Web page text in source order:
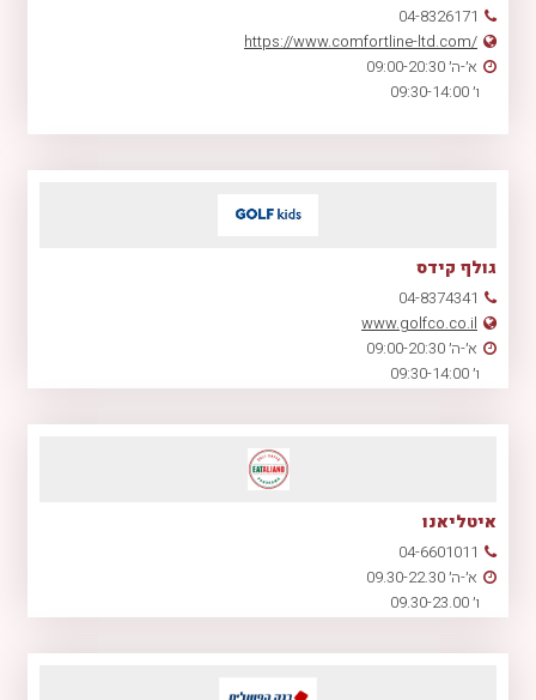
04-8326171
https://www.comfortline-ltd.com/
א׳-ה׳ 09:00-20:30
ו׳ 09:30-14:00
גולף קידס
04-8374341
www.golfco.co.il
א׳-ה׳ 09:00-20:30
ו׳ 09:30-14:00
איטליאנו
04-6601011
א׳-ה׳ 09.30-22.30
ו׳ 09.30-23.00